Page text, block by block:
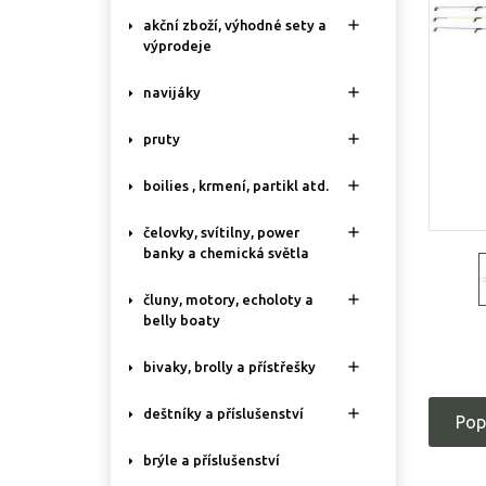
akční zboží, výhodné sety a
výprodeje

navijáky 
pruty 
boilies , krmení, partikl atd. 
čelovky, svítilny, power
banky a chemická světla

čluny, motory, echoloty a
belly boaty

bivaky, brolly a přístřešky 
deštníky a příslušenství 
brýle a příslušenství